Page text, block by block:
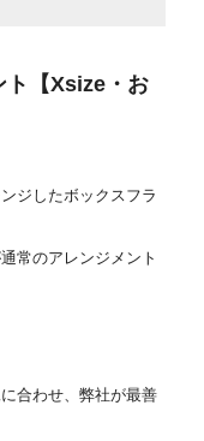
ト【Xsize・お
ジしたボックスフラ
常のアレンジメント
合わせ、弊社が最善